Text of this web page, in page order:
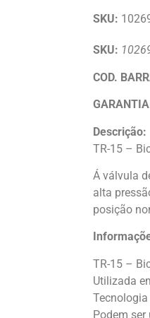
SKU:
SKU:
COD.
Descrição:
TR-15 –
Á válvula
alta
posição
TR-15 –
Utilizada
Podem